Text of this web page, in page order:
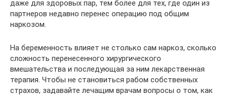
даже для здоровых пар, тем более для тех, где один из
партнеров недавно перенес операцию под общим
наркозом.
На беременность влияет не столько сам наркоз, сколько
сложность перенесенного хирургического
вмешательства и последующая за ним лекарственная
терапия. Чтобы не становиться рабом собственных
страхов, задавайте лечащим врачам вопросы о том, как